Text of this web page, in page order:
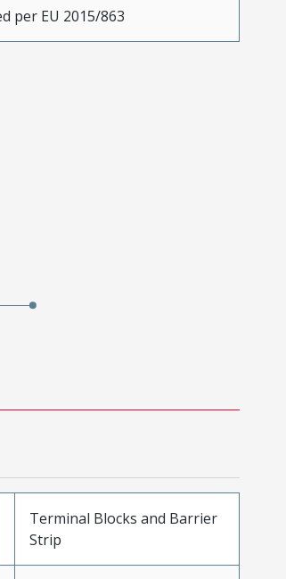
per EU 2015/863
Terminal Blocks and Barrier
Strip